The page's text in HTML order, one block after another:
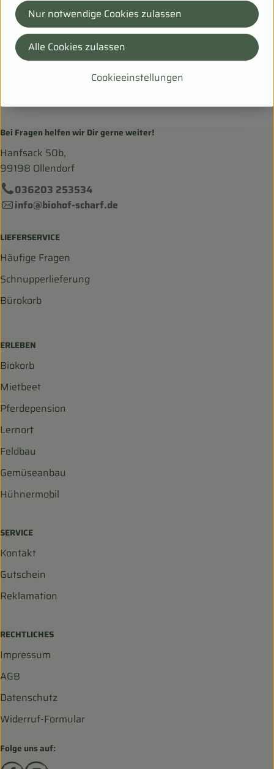
Bei Fragen helfen wir Dir gerne weiter!
Hanfsack 50b,
99198 Ollendorf
036203 253534
info@biohof-scharf.de
LIEFERSERVICE
Häufige Fragen
Schnupperlieferung
Bürokorb
ERLEBEN
Biokorb
Mietbeet
Pferdepension
Lernort
Feldbau
Gemüseanbau
Hühnermobil
SERVICE
Kontakt
Gutschein
Reklamation
RECHTLICHES
Impressum
AGB
Datenschutz
Widerruf-Formular
Folge uns auf:
Cookieeinstellungen
Nur notwendige Cookies zulassen
Alle Cookies zulassen